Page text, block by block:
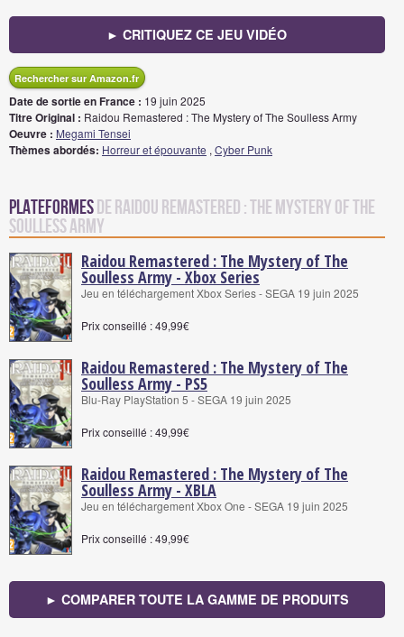
► CRITIQUEZ CE JEU VIDÉO
Rechercher sur Amazon.fr
Date de sortie en France : 19 juin 2025
Titre Original : Raidou Remastered : The Mystery of The Soulless Army
Oeuvre : Megami Tensei
Thèmes abordés: Horreur et épouvante , Cyber Punk
Plateformesde Raidou Remastered : The Mystery of The
Soulless Army
Raidou Remastered : The Mystery of The
Soulless Army - Xbox Series
Jeu en téléchargement Xbox Series - SEGA 19 juin 2025
Prix conseillé : 49,99€
Raidou Remastered : The Mystery of The
Soulless Army - PS5
Blu-Ray PlayStation 5 - SEGA 19 juin 2025
Prix conseillé : 49,99€
Raidou Remastered : The Mystery of The
Soulless Army - XBLA
Jeu en téléchargement Xbox One - SEGA 19 juin 2025
Prix conseillé : 49,99€
► COMPARER TOUTE LA GAMME DE PRODUITS